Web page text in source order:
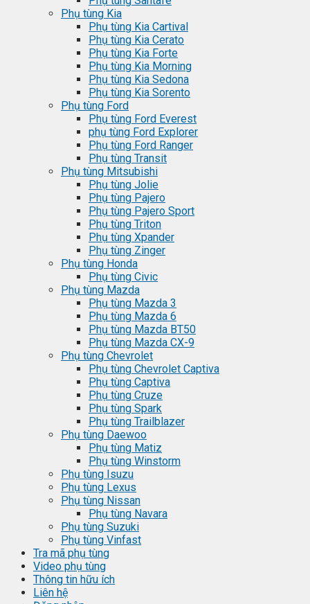
Phụ tùng Kia
Phụ tùng Kia Cartival
Phụ tùng Kia Cerato
Phụ tùng Kia Forte
Phụ tùng Kia Morning
Phụ tùng Kia Sedona
Phụ tùng Kia Sorento
Phụ tùng Ford
Phụ tùng Ford Everest
phụ tùng Ford Explorer
Phụ tùng Ford Ranger
Phụ tùng Transit
Phụ tùng Mitsubishi
Phụ tùng Jolie
Phụ tùng Pajero
Phụ tùng Pajero Sport
Phụ tùng Triton
Phụ tùng Xpander
Phụ tùng Zinger
Phụ tùng Honda
Phụ tùng Civic
Phụ tùng Mazda
Phụ tùng Mazda 3
Phụ tùng Mazda 6
Phụ tùng Mazda BT50
Phụ tùng Mazda CX-9
Phụ tùng Chevrolet
Phụ tùng Chevrolet Captiva
Phụ tùng Captiva
Phụ tùng Cruze
Phụ tùng Spark
Phụ tùng Trailblazer
Phụ tùng Daewoo
Phụ tùng Matiz
Phụ tùng Winstorm
Phụ tùng Isuzu
Phụ tùng Lexus
Phụ tùng Nissan
Phụ tùng Navara
Phụ tùng Suzuki
Phụ tùng Vinfast
Tra mã phụ tùng
Video phụ tùng
Thông tin hữu ích
Liên hệ